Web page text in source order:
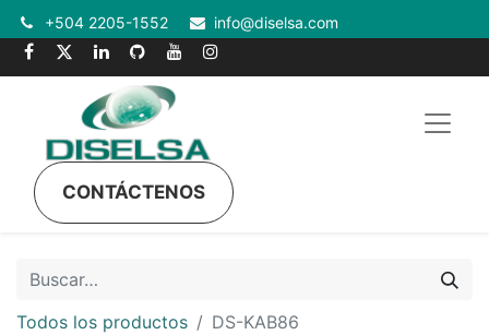
+504 2205-1552 info@diselsa.com
CONTÁCTENOS
Todos los productos DS-KAB86